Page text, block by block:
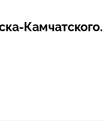
Камчатского.